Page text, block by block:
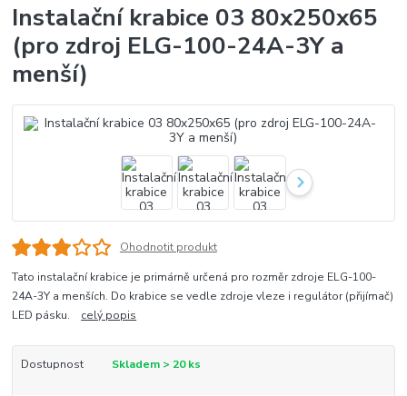
Instalační krabice 03 80x250x65
(pro zdroj ELG-100-24A-3Y a
menší)
Ohodnotit produkt
Tato instalační krabice je primárně určená pro rozměr zdroje ELG-100-
24A-3Y a menších. Do krabice se vedle zdroje vleze i regulátor (přijímač)
LED pásku. celý popis
Dostupnost Skladem > 20 ks